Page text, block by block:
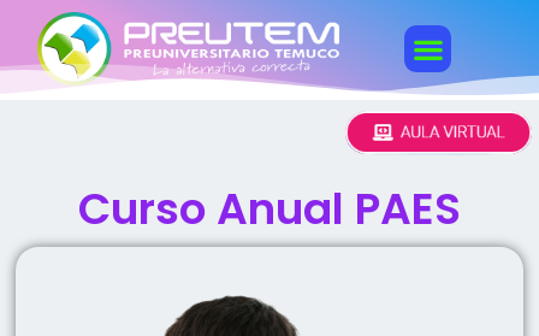
Curso Anual PAES